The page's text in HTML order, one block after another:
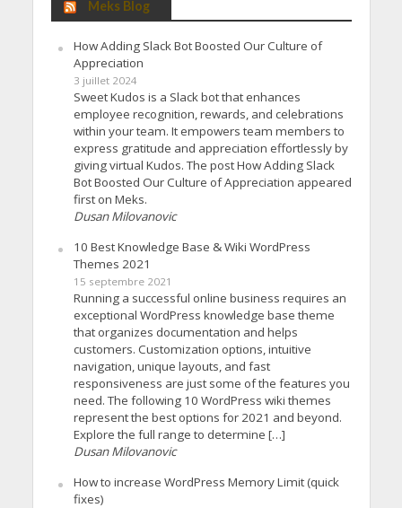
Meks Blog
How Adding Slack Bot Boosted Our Culture of
Appreciation
3 juillet 2024
Sweet Kudos is a Slack bot that enhances
employee recognition, rewards, and celebrations
within your team. It empowers team members to
express gratitude and appreciation effortlessly by
giving virtual Kudos. The post How Adding Slack
Bot Boosted Our Culture of Appreciation appeared
first on Meks.
Dusan Milovanovic
10 Best Knowledge Base & Wiki WordPress
Themes 2021
15 septembre 2021
Running a successful online business requires an
exceptional WordPress knowledge base theme
that organizes documentation and helps
customers. Customization options, intuitive
navigation, unique layouts, and fast
responsiveness are just some of the features you
need. The following 10 WordPress wiki themes
represent the best options for 2021 and beyond.
Explore the full range to determine […]
Dusan Milovanovic
How to increase WordPress Memory Limit (quick
fixes)